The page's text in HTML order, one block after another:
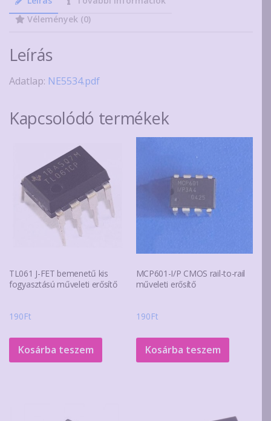
tokbanVélemények (0)
Leírás
Adatlap: NE5534.pdf
Kapcsolódó termékek
TL061 J-FET bemenetű kis
fogyasztású műveleti erősítő
190Ft
Kosárba teszem
MCP601-I/P CMOS rail-to-rail
műveleti erősítő
190Ft
Kosárba teszem